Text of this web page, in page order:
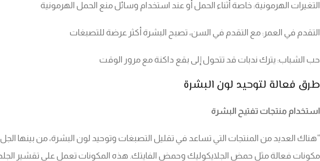
التغيرات الهرمونية: خاصة أثناء الحمل أو عند استخدام وسائل منع الحمل الهرمونية
التقدم في العمر: مع التقدم في السن، تصبح البشرة أكثر عرضة للتصبغات
حب الشباب: يترك ندبات قد تتحول إلى بقع داكنة مع مرور الوقت
طرق فعالة لتوحيد لون البشرة
استخدام منتجات تفتيح البشرة
“هناك العديد من المنتجات التي تساعد في تقليل التصبغات وتوحيد لون البشرة، من بينها
مكونات فعالة مثل حمض الجلايكوليك وحمض الفايتك. هذه المكونات تعمل على تقشير الجلد